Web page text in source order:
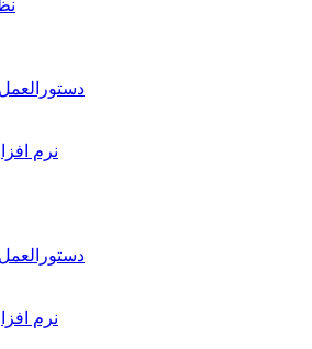
دستورالعمل
نرم
دستورالعمل
نرم